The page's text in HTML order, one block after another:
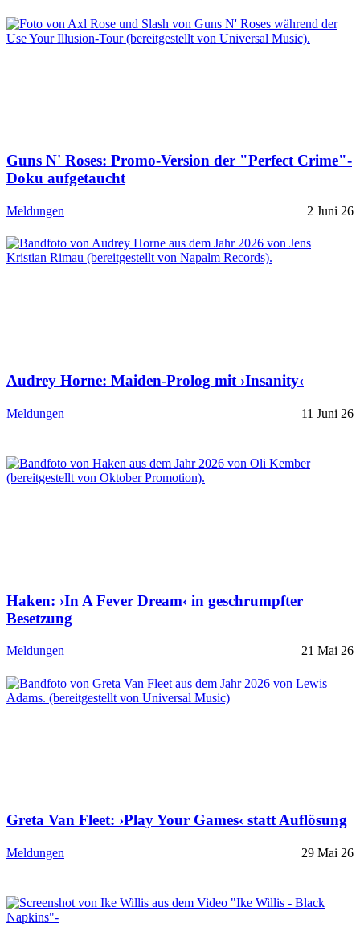
Guns N' Roses: Promo-Version der "Perfect Crime"-
Doku aufgetaucht
Meldungen 2 Juni 26
Audrey Horne: Maiden-Prolog mit ›Insanity‹
Meldungen 11 Juni 26
Haken: ›In A Fever Dream‹ in geschrumpfter
Besetzung
Meldungen 21 Mai 26
Greta Van Fleet: ›Play Your Games‹ statt Auflösung
Meldungen 29 Mai 26